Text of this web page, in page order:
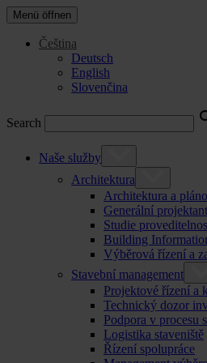
Menü öffnen
Čeština
Deutsch
English
Slovenčina
Search
Naše služby
Architektura
Architektura a
Generální projektant
Studie
Building
Výběrová řízení a
Stavební management
Projektové řízení a
Technický dozor
Podpora v procesu
Logistika staveniště
Řízení spolupráce